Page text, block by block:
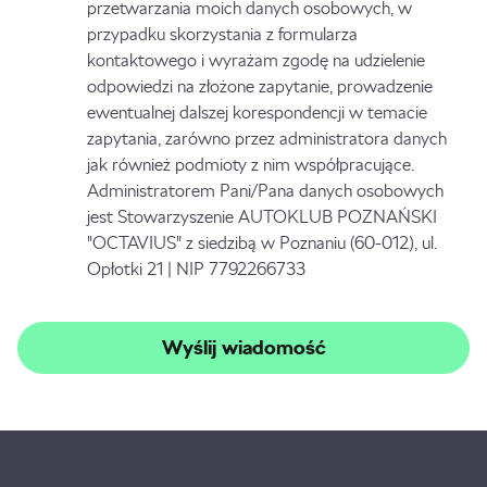
przetwarzania moich danych osobowych, w
przypadku skorzystania z formularza
kontaktowego i wyrażam zgodę na udzielenie
odpowiedzi na złożone zapytanie, prowadzenie
ewentualnej dalszej korespondencji w temacie
zapytania, zarówno przez administratora danych
jak również podmioty z nim współpracujące.
Administratorem Pani/Pana danych osobowych
jest Stowarzyszenie AUTOKLUB POZNAŃSKI
"OCTAVIUS" z siedzibą w Poznaniu (60-012), ul.
Opłotki 21 | NIP 7792266733